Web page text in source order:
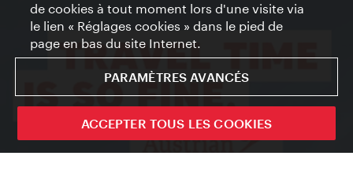
de cookies à tout moment lors d'une visite via
le lien « Réglages cookies » dans le pied de
page en bas du site Internet.
PARAMÈTRES AVANCÉS
ACCEPTER TOUS LES COOKIES